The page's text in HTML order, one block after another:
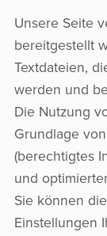
Unsere Seite
bereitgestellt
Textdateien,
werden und
Die Nutzung
Grundlage
(berechtigtes
und
Sie können
Einstellungen